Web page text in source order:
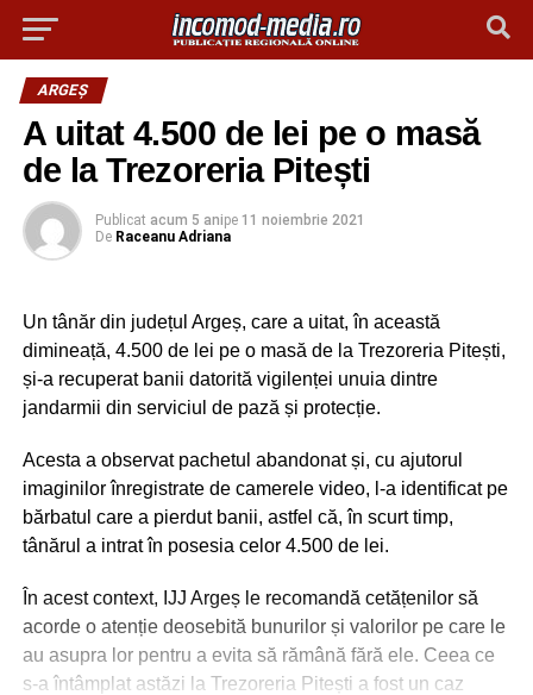
ARGEȘ
A uitat 4.500 de lei pe o masă
de la Trezoreria Pitești
Publicat acum 5 anipe 11 noiembrie 2021
De Raceanu Adriana
Un tânăr din județul Argeș, care a uitat, în această
dimineață, 4.500 de lei pe o masă de la Trezoreria Pitești,
și-a recuperat banii datorită vigilenței unuia dintre
jandarmii din serviciul de pază și protecție.
Acesta a observat pachetul abandonat și, cu ajutorul
imaginilor înregistrate de camerele video, l-a identificat pe
bărbatul care a pierdut banii, astfel că, în scurt timp,
tânărul a intrat în posesia celor 4.500 de lei.
În acest context, IJJ Argeș le recomandă cetățenilor să
acorde o atenție deosebită bunurilor și valorilor pe care le
au asupra lor pentru a evita să rămână fără ele. Ceea ce
s-a întâmplat astăzi la Trezoreria Pitești a fost un caz